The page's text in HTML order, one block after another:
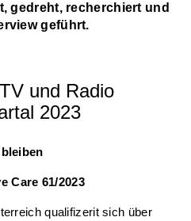
gedreht, recherchiert und
geführt.
und Radio
2023
Care 61/2023
qualifizerit sich über